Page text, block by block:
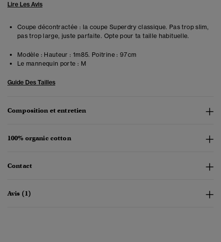
Lire Les Avis
Coupe décontractée : la coupe Superdry classique. Pas trop slim,
pas trop large, juste parfaite. Opte pour ta taille habituelle.
Modèle : Hauteur : 1m85. Poitrine : 97cm
Le mannequin porte : M
Guide Des Tailles
Composition et entretien
100% organic cotton
Contact
Avis (1)